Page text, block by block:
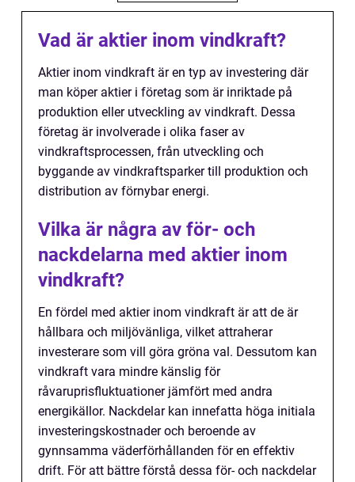
Vad är aktier inom vindkraft?
Aktier inom vindkraft är en typ av investering där
man köper aktier i företag som är inriktade på
produktion eller utveckling av vindkraft. Dessa
företag är involverade i olika faser av
vindkraftsprocessen, från utveckling och
byggande av vindkraftsparker till produktion och
distribution av förnybar energi.
Vilka är några av för- och
nackdelarna med aktier inom
vindkraft?
En fördel med aktier inom vindkraft är att de är
hållbara och miljövänliga, vilket attraherar
investerare som vill göra gröna val. Dessutom kan
vindkraft vara mindre känslig för
råvaruprisfluktuationer jämfört med andra
energikällor. Nackdelar kan innefatta höga initiala
investeringskostnader och beroende av
gynnsamma väderförhållanden för en effektiv
drift. För att bättre förstå dessa för- och nackdelar